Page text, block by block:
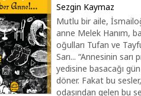
Sezgin Kaymaz
Mutlu bir aile,
anne Melek Hanım,
oğulları Tufan ve
Sarı... “Annesinin sarı
yedisine basacağı
döner. Fakat bu
odasından gelen bu